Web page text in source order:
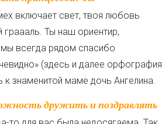
включает свет, твоя любовь
граааль. Ты наш ориентир,
мы всегда рядом спасибо
(здесь и далее орфография
знаменитой маме дочь Ангелина.